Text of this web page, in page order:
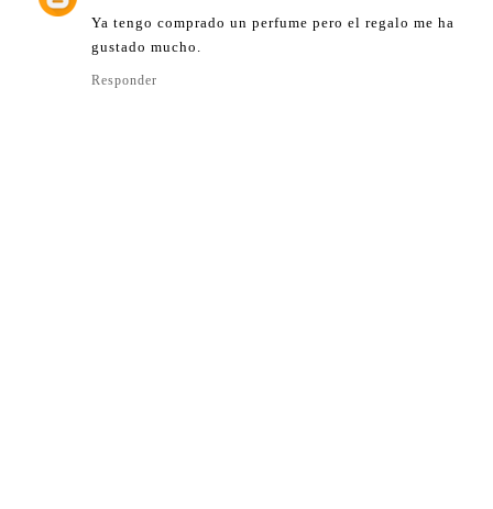
Ya tengo comprado un perfume pero el regalo me ha
gustado mucho.
Responder